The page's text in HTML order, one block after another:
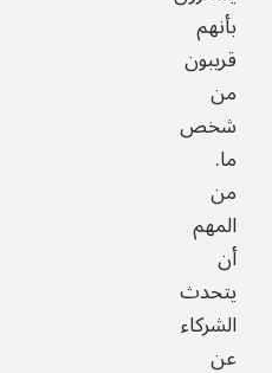
بأنهم
قريبون
من
شخص
ما.
من
المهم
أن
يتحدث
الشركاء
عن